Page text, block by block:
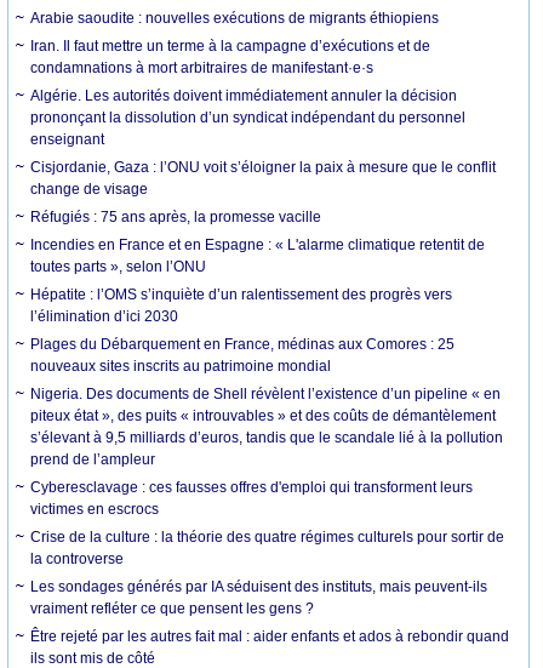
Arabie saoudite : nouvelles exécutions de migrants éthiopiens
Iran. Il faut mettre un terme à la campagne d’exécutions et de
condamnations à mort arbitraires de manifestant·e·s
Algérie. Les autorités doivent immédiatement annuler la décision
prononçant la dissolution d’un syndicat indépendant du personnel
enseignant
Cisjordanie, Gaza : l’ONU voit s’éloigner la paix à mesure que le conflit
change de visage
Réfugiés : 75 ans après, la promesse vacille
Incendies en France et en Espagne : « L'alarme climatique retentit de
toutes parts », selon l’ONU
Hépatite : l’OMS s’inquiète d’un ralentissement des progrès vers
l’élimination d’ici 2030
Plages du Débarquement en France, médinas aux Comores : 25
nouveaux sites inscrits au patrimoine mondial
Nigeria. Des documents de Shell révèlent l’existence d’un pipeline « en
piteux état », des puits « introuvables » et des coûts de démantèlement
s’élevant à 9,5 milliards d’euros, tandis que le scandale lié à la pollution
prend de l’ampleur
Cyberesclavage : ces fausses offres d'emploi qui transforment leurs
victimes en escrocs
Crise de la culture : la théorie des quatre régimes culturels pour sortir de
la controverse
Les sondages générés par IA séduisent des instituts, mais peuvent-ils
vraiment refléter ce que pensent les gens ?
Être rejeté par les autres fait mal : aider enfants et ados à rebondir quand
ils sont mis de côté